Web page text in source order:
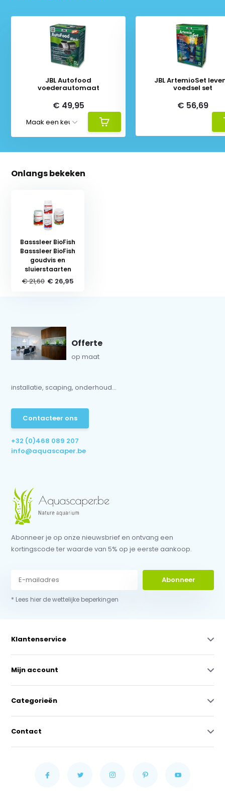
JBL Autofood
voederautomaat
€ 49,95
JBL ArtemioSet
voedsel set
€ 56,69
Onlangs bekeken
Basssleer BioFish
Basssleer BioFish
goudvis en
sluierstaarten
€ 21,60 € 26,95
Offerte
op maat
installatie, scaping, onderhoud...
Contacteer ons
+32 (0)468 089 207
info@aquascaper.be
Abonneer je op onze nieuwsbrief en ontvang een
kortingscode ter waarde van 5% op je eerste aankoop.
Abonneer
* Lees hier de wettelijke beperkingen
Klantenservice
Mijn account
Categorieën
Contact